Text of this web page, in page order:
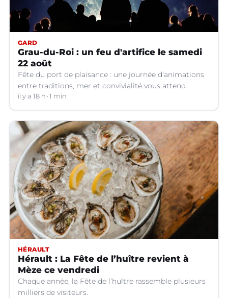
GARD
Grau-du-Roi : un feu d'artifice le samedi
22 août
Fête du port de plaisance : une journée d’animations
entre traditions, mer et convivialité vous attend.
il y a 18 h 1 min
HÉRAULT
Hérault : La Fête de l’huître revient à
Mèze ce vendredi
Chaque année, la Fête de l’huître rassemble plusieurs
milliers de visiteurs.